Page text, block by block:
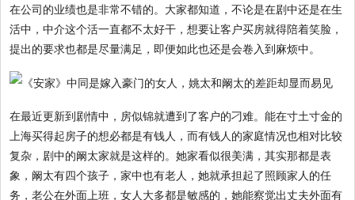
在公司的业绩也是非常不错的。大家都知道，不论是在剧中还是在生
活中，中介这个活一直都不太好干，想要让客户买房就得陪着笑脸，
提出的要求也都是尽量满足，即便如此也还是会卷入到麻烦中。
在最近更新到剧情中，房似锦就遭到了客户的刁难。能在寸土寸金的
上海买得起房子的想必都是有钱人，而有钱人的家庭情况也相对比较
复杂，剧中的阚太家就是这样的。她家看似很美满，其实那都是表
象，阚太有四个孩子，家中也有老人，她就承担起了照顾家人的任
务，老公在外面上班，女人大多都是敏感的，她能察觉出丈夫外面有